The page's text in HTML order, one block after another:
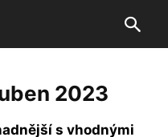
2023
s vhodnými